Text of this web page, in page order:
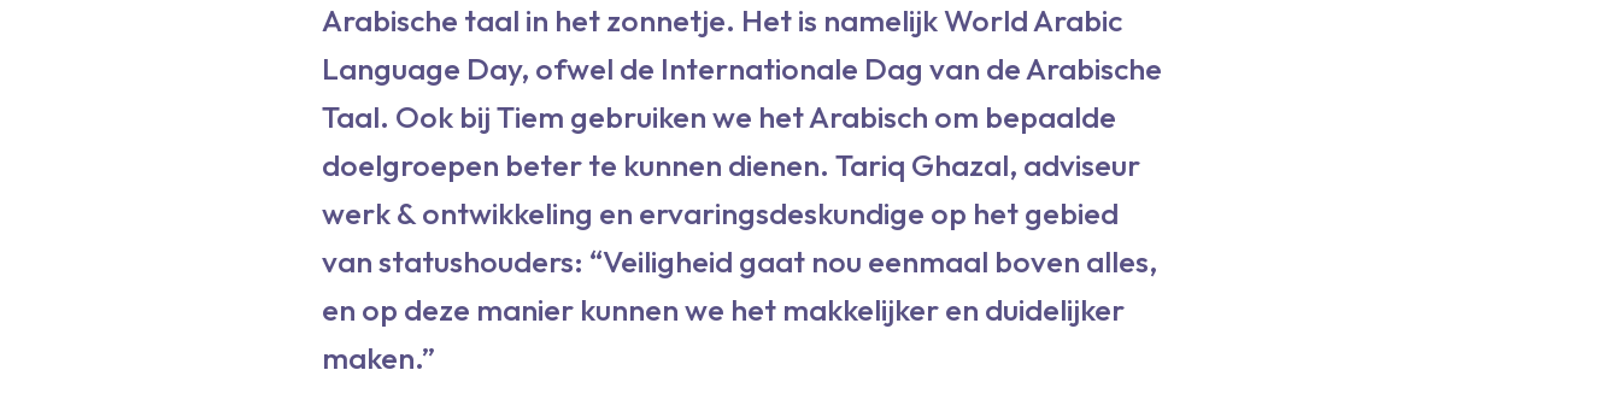
Arabische taal in het zonnetje. Het is namelijk World Arabic
Language Day, ofwel de Internationale Dag van de Arabische
Taal. Ook bij Tiem gebruiken we het Arabisch om bepaalde
doelgroepen beter te kunnen dienen. Tariq Ghazal, adviseur
werk & ontwikkeling en ervaringsdeskundige op het gebied
van statushouders: “Veiligheid gaat nou eenmaal boven alles,
en op deze manier kunnen we het makkelijker en duidelijker
maken.”